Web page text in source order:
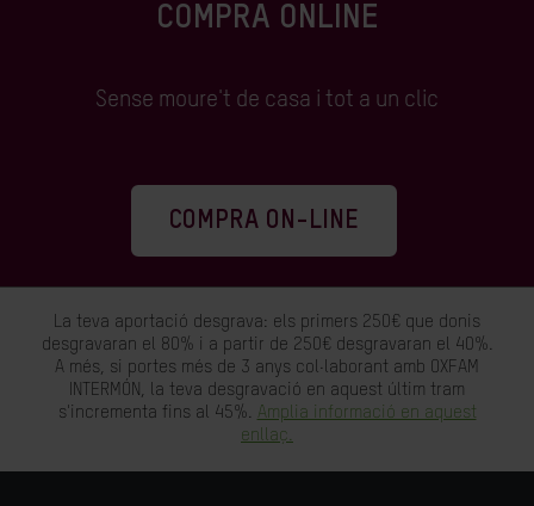
COMPRA ONLINE
Sense moure't de casa i tot a un clic
COMPRA ON-LINE
La teva aportació desgrava: els primers 250€ que donis
desgravaran el 80% i a partir de 250€ desgravaran el 40%.
A més, si portes més de 3 anys col·laborant amb OXFAM
INTERMÓN, la teva desgravació en aquest últim tram
s'incrementa fins al 45%. Amplia informació en aquest
enllaç.